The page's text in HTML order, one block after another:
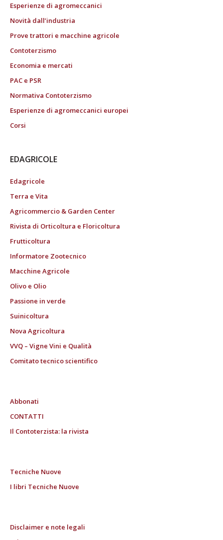
Esperienze di agromeccanici
Novità dall’industria
Prove trattori e macchine agricole
Contoterzismo
Economia e mercati
PAC e PSR
Normativa Contoterzismo
Esperienze di agromeccanici europei
Corsi
EDAGRICOLE
Edagricole
Terra e Vita
Agricommercio & Garden Center
Rivista di Orticoltura e Floricoltura
Frutticoltura
Informatore Zootecnico
Macchine Agricole
Olivo e Olio
Passione in verde
Suinicoltura
Nova Agricoltura
VVQ – Vigne Vini e Qualità
Comitato tecnico scientifico
Abbonati
CONTATTI
Il Contoterzista: la rivista
Tecniche Nuove
I libri Tecniche Nuove
Disclaimer e note legali